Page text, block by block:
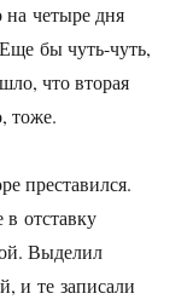
на четыре дня
бы чуть-чуть,
что вторая
тоже.
преставился.
отставку
Выделил
и те записали